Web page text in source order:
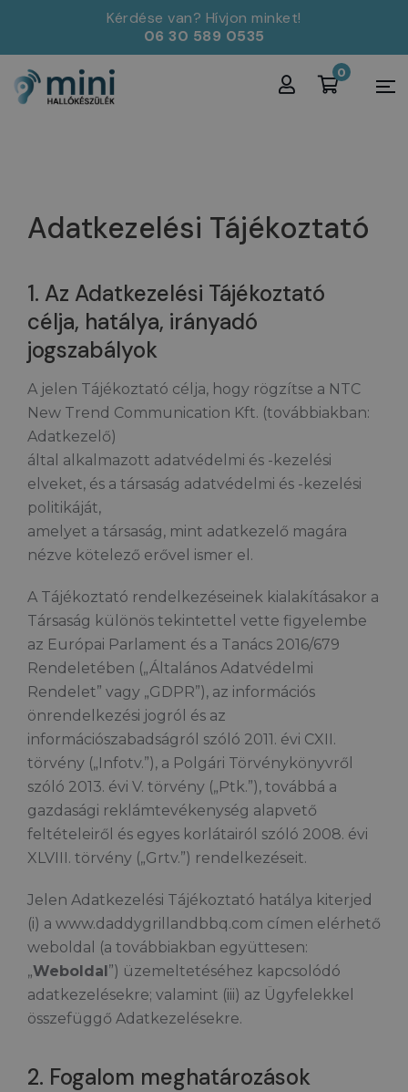
Kérdése van? Hívjon minket!
06 30 589 0535
0
Adatkezelési Tájékoztató
1. Az Adatkezelési Tájékoztató
célja, hatálya, irányadó
jogszabályok
A jelen Tájékoztató célja, hogy rögzítse a NTC
New Trend Communication Kft. (továbbiakban:
Adatkezelő)
által alkalmazott adatvédelmi és -kezelési
elveket, és a társaság adatvédelmi és -kezelési
politikáját,
amelyet a társaság, mint adatkezelő magára
nézve kötelező erővel ismer el.
A Tájékoztató rendelkezéseinek kialakításakor a
Társaság különös tekintettel vette figyelembe
az Európai Parlament és a Tanács 2016/679
Rendeletében („Általános Adatvédelmi
Rendelet” vagy „GDPR”), az információs
önrendelkezési jogról és az
információszabadságról szóló 2011. évi CXII.
törvény („Infotv.”), a Polgári Törvénykönyvről
szóló 2013. évi V. törvény („Ptk.”), továbbá a
gazdasági reklámtevékenység alapvető
feltételeiről és egyes korlátairól szóló 2008. évi
XLVIII. törvény („Grtv.”) rendelkezéseit.
Jelen Adatkezelési Tájékoztató hatálya kiterjed
(i) a www.daddygrillandbbq.com címen elérhető
weboldal (a továbbiakban együttesen:
„Weboldal”) üzemeltetéséhez kapcsolódó
adatkezelésekre; valamint (iii) az Ügyfelekkel
összefüggő Adatkezelésekre.
2. Fogalom meghatározások